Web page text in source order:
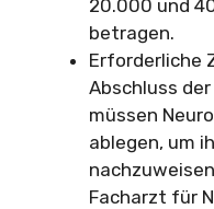
20.000 und
betragen.
Erforderliche
Abschluss
müssen
ablegen, um
Facharzt für